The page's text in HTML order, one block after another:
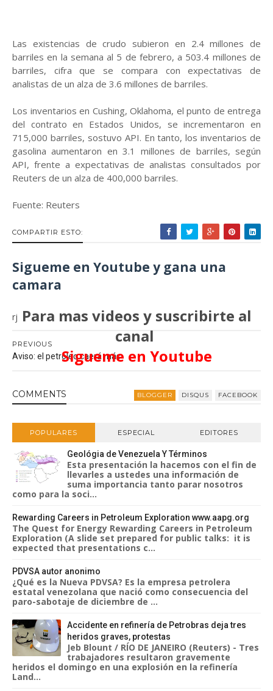
Las existencias de crudo subieron en 2.4 millones de
barriles en la semana al 5 de febrero, a 503.4 millones de
barriles, cifra que se compara con expectativas de
analistas de un alza de 3.6 millones de barriles.
Los inventarios en Cushing, Oklahoma, el punto de entrega
del contrato en Estados Unidos, se incrementaron en
715,000 barriles, sostuvo API. En tanto, los inventarios de
gasolina aumentaron en 3.1 millones de barriles, según
API, frente a expectativas de analistas consultados por
Reuters de un alza de 400,000 barriles.
Fuente: Reuters
COMPARTIR ESTO:
Sigueme en Youtube y gana una
camara
Para mas videos y suscribirte al
canal
Sigueme en Youtube
rj
PREVIOUS
Aviso: el petróleo caerá más
COMMENTS BLOGGER DISQUS FACEBOOK
POPULARES ESPECIAL EDITORES
Geológia de Venezuela Y Términos
Esta presentación la hacemos con el fin de
llevarles a ustedes una información de
suma importancia tanto parar nosotros
como para la soci...
Rewarding Careers in Petroleum Exploration www.aapg.org
The Quest for Energy Rewarding Careers in Petroleum
Exploration (A slide set prepared for public talks: it is
expected that presentations c...
PDVSA autor anonimo
¿Qué es la Nueva PDVSA? Es la empresa petrolera
estatal venezolana que nació como consecuencia del
paro-sabotaje de diciembre de ...
Accidente en refinería de Petrobras deja tres
heridos graves, protestas
Jeb Blount / RÍO DE JANEIRO (Reuters) - Tres
trabajadores resultaron gravemente
heridos el domingo en una explosión en la refinería
Land...